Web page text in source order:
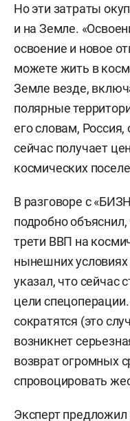
Но эти затраты
и на Земле.
освоение и новое
можете жить в
Земле везде,
полярные
его словам,
сейчас получает
космических
В разговоре с
подробно
трети ВВП на
нынешних
указал, что сейчас
цели
сократятся (это
возникнет
возврат огромных
спровоцировать
Эксперт предложил